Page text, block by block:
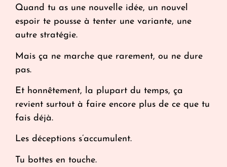
Quand tu as une nouvelle idée, un nouvel
espoir te pousse à tenter une variante, une
autre stratégie.
Mais ça ne marche que rarement, ou ne dure
pas.
Et honnêtement, la plupart du temps, ça
revient surtout à faire encore plus de ce que tu
fais déjà.
Les déceptions s’accumulent.
Tu bottes en touche.